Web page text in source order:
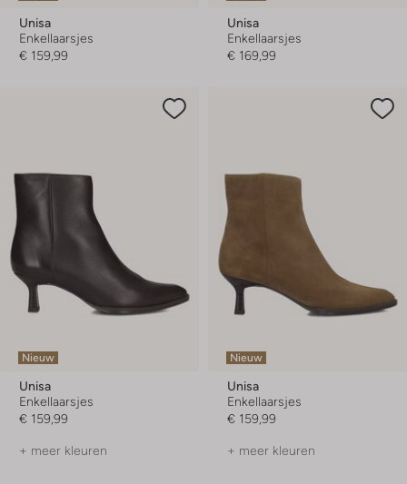
Unisa
Enkellaarsjes
€ 159,99
Unisa
Enkellaarsjes
€ 169,99
Nieuw
Unisa
Enkellaarsjes
€ 159,99
+ meer kleuren
Nieuw
Unisa
Enkellaarsjes
€ 159,99
+ meer kleuren